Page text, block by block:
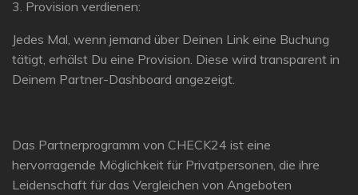
3. Provision verdienen:
Jedes Mal, wenn jemand über Deinen Link eine Buchung
tätigt, erhälst Du eine Provision. Diese wird transparent in
Deinem Partner-Dashboard angezeigt.
Das Partnerprogramm von CHECK24 ist eine
hervorragende Möglichkeit für Privatpersonen, die ihre
Leidenschaft für das Vergleichen von Angeboten